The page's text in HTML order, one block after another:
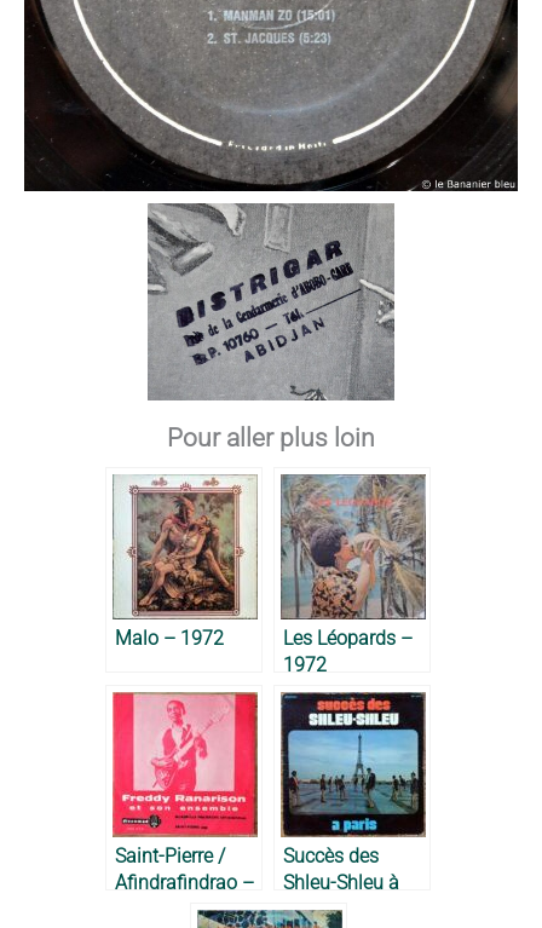
Pour aller plus loin
Malo – 1972
Les Léopards –
1972
Saint-Pierre /
Afindrafindrao –
Succès des
Shleu-Shleu à
Paris – Shleu-